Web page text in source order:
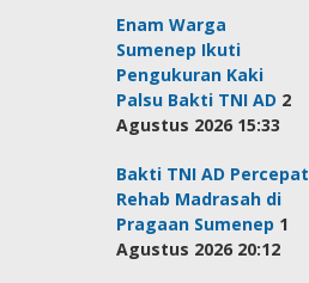
Enam Warga
Sumenep Ikuti
Pengukuran Kaki
Palsu Bakti TNI AD 2
Agustus 2026 15:33
Bakti TNI AD Percepat
Rehab Madrasah di
Pragaan Sumenep 1
Agustus 2026 20:12